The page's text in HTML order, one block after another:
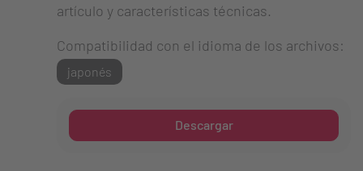
artículo y características técnicas.
Compatibilidad con el idioma de los archivos:
japonés
Descargar